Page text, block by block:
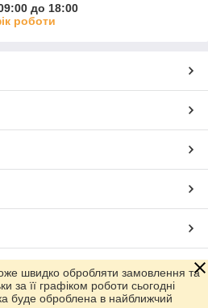
до 18:00
роботи
Prom.ua
швидко обробляти замовлення та
за її графіком роботи сьогодні
буде оброблена в найближчий